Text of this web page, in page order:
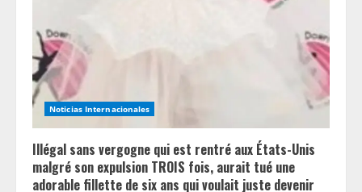
n
g
Noticias Internacionales
Illégal sans vergogne qui est rentré aux États-Unis
malgré son expulsion TROIS fois, aurait tué une
adorable fillette de six ans qui voulait juste devenir